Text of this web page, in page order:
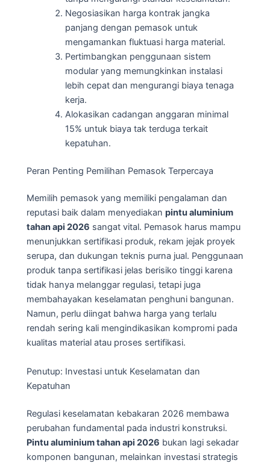
Negosiasikan harga kontrak jangka
panjang dengan pemasok untuk
mengamankan fluktuasi harga material.
Pertimbangkan penggunaan sistem
modular yang memungkinkan instalasi
lebih cepat dan mengurangi biaya tenaga
kerja.
Alokasikan cadangan anggaran minimal
15% untuk biaya tak terduga terkait
kepatuhan.
Peran Penting Pemilihan Pemasok Terpercaya
Memilih pemasok yang memiliki pengalaman dan
reputasi baik dalam menyediakan pintu aluminium
tahan api 2026 sangat vital. Pemasok harus mampu
menunjukkan sertifikasi produk, rekam jejak proyek
serupa, dan dukungan teknis purna jual. Penggunaan
produk tanpa sertifikasi jelas berisiko tinggi karena
tidak hanya melanggar regulasi, tetapi juga
membahayakan keselamatan penghuni bangunan.
Namun, perlu diingat bahwa harga yang terlalu
rendah sering kali mengindikasikan kompromi pada
kualitas material atau proses sertifikasi.
Penutup: Investasi untuk Keselamatan dan
Kepatuhan
Regulasi keselamatan kebakaran 2026 membawa
perubahan fundamental pada industri konstruksi.
Pintu aluminium tahan api 2026 bukan lagi sekadar
komponen bangunan, melainkan investasi strategis